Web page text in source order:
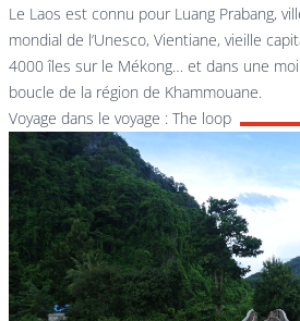
Le Laos est connu pour Luang Prabang,
mondial de l’Unesco, Vientiane, vieille
4000 îles sur le Mékong… et dans une
boucle de la région de Khammouane.
Voyage dans le voyage : The loop